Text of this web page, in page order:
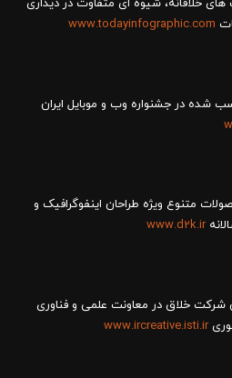
www.todayinfographic.com
شده در جشنواره وب و موبایل ایران
متنوع ویژه طراحان اینفوگرافیک و
www.d2k.ir
خلاق در معاونت علمی و فناوری
www.ircreative.isti.ir